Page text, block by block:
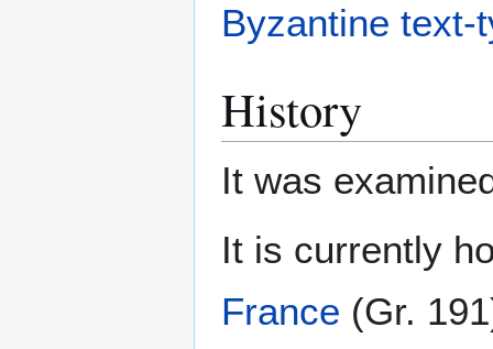
Byzantine text-
History
It was
It is currently
France (Gr.